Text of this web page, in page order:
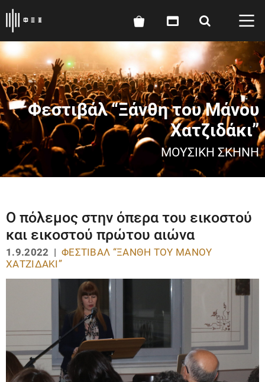
Φεστιβάλ “Ξάνθη του Μάνου
Χατζιδάκι”
ΜΟΥΣΙΚΉ ΣΚΗΝΉ
Ο πόλεμος στην όπερα του εικοστού
και εικοστού πρώτου αιώνα
1.9.2022 | ΦΕΣΤΙΒΆΛ “ΞΆΝΘΗ ΤΟΥ ΜΆΝΟΥ
ΧΑΤΖΙΔΆΚΙ”